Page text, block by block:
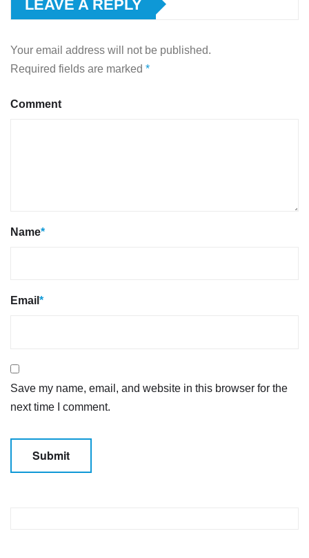
LEAVE A REPLY
Your email address will not be published.
Required fields are marked *
Comment
Name*
Email *
Save my name, email, and website in this browser for the
next time I comment.